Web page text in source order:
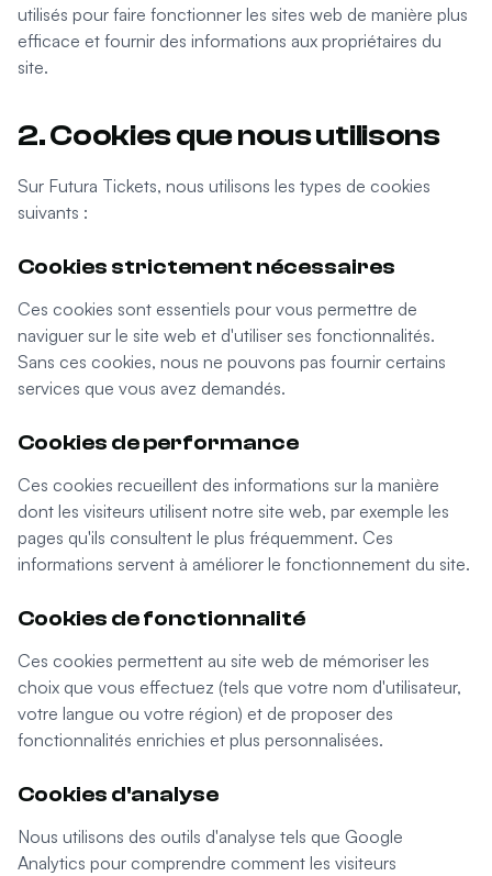
utilisés pour faire fonctionner les sites web de manière plus
efficace et fournir des informations aux propriétaires du
site.
2. Cookies que nous utilisons
Sur Futura Tickets, nous utilisons les types de cookies
suivants :
Cookies strictement nécessaires
Ces cookies sont essentiels pour vous permettre de
naviguer sur le site web et d'utiliser ses fonctionnalités.
Sans ces cookies, nous ne pouvons pas fournir certains
services que vous avez demandés.
Cookies de performance
Ces cookies recueillent des informations sur la manière
dont les visiteurs utilisent notre site web, par exemple les
pages qu'ils consultent le plus fréquemment. Ces
informations servent à améliorer le fonctionnement du site.
Cookies de fonctionnalité
Ces cookies permettent au site web de mémoriser les
choix que vous effectuez (tels que votre nom d'utilisateur,
votre langue ou votre région) et de proposer des
fonctionnalités enrichies et plus personnalisées.
Cookies d'analyse
Nous utilisons des outils d'analyse tels que Google
Analytics pour comprendre comment les visiteurs